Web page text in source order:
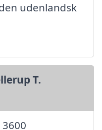
udenlandsk
T.